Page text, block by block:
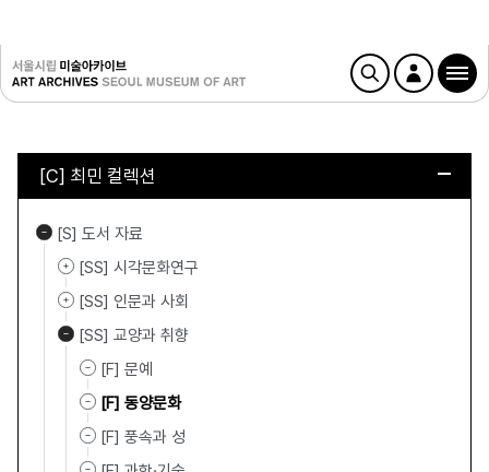
[C] 최민 컬렉션
[S] 도서 자료
[SS] 시각문화연구
[SS] 인문과 사회
[SS] 교양과 취향
[F] 문예
[F] 동양문화
[F] 풍속과 성